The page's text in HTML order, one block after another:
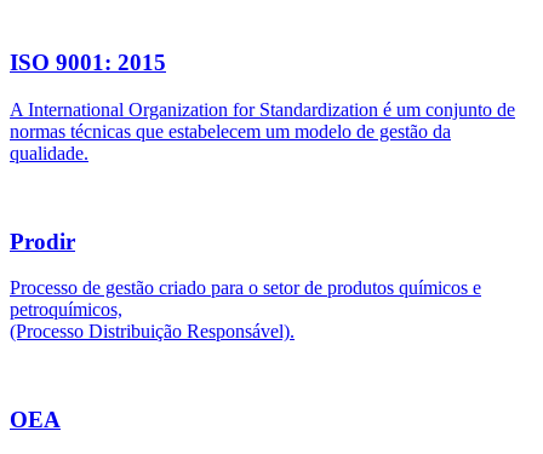
ISO 9001: 2015
A International Organization for Standardization é um conjunto de
normas técnicas que estabelecem um modelo de gestão da
qualidade.
Prodir
Processo de gestão criado para o setor de produtos químicos e
petroquímicos,
(Processo Distribuição Responsável).
OEA